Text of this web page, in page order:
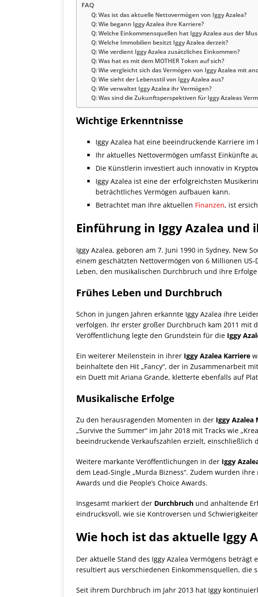
FAQ
Q: Was ist das aktuelle Nettovermögen von Iggy Azalea?
Q: Wie begann Iggy Azalea ihre Karriere?
Q: Welche Einkommensquellen hat Iggy Azalea aus der
Q: Welche Immobilien besitzt Iggy Azalea derzeit?
Q: Wie verdient Iggy Azalea zusätzliches Einkommen?
Q: Was hat es mit dem MOTHER Token auf sich?
Q: Wie vergleicht sich das Vermögen von Iggy Azalea mit
Q: Wie sieht der Lebensstil von Iggy Azalea aus?
Q: Wie verwaltet Iggy Azalea ihr Vermögen?
Q: Was sind die Zukunftsperspektiven für Iggy Azaleas
Wichtige Erkenntnisse
Iggy Azalea hat eine beeindruckende Karriere
Ihr aktuelles Nettovermögen umfasst Einkünfte
Die Künstlerin investiert auch innovativ in
Iggy Azalea ist eine der erfolgreichsten
beträchtliches Vermögen aufbauen kann.
Betrachtet man ihre aktuellen Finanzen, ist
Einführung in Iggy Azalea und
Iggy Azalea, geboren am 7. Juni 1990 in Sydney,
einem geschätzten Nettovermögen von 6 Millionen
Leben, den musikalischen Durchbruch und ihre
Frühes Leben und Durchbruch
Schon in jungen Jahren erkannte Iggy Azalea ihre
verfolgen. Ihr erster großer Durchbruch kam 2011 mit
Veröffentlichung legte den Grundstein für die Iggy
Ein weiterer Meilenstein in ihrer Iggy Azalea Karriere
beinhaltete den Hit „Fancy“, der in Zusammenarbeit
ein Duett mit Ariana Grande, kletterte ebenfalls auf
Musikalische Erfolge
Zu den herausragenden Momenten in der Iggy Azalea
„Survive the Summer“ im Jahr 2018 mit Tracks wie
beeindruckende Verkaufszahlen erzielt, einschließlich
Weitere markante Veröffentlichungen in der Iggy
dem Lead-Single „Murda Bizness“. Zudem wurden
Awards und die People’s Choice Awards.
Insgesamt markiert der Durchbruch und anhaltende
eindrucksvoll, wie sie Kontroversen und
Wie hoch ist das aktuelle Iggy
Der aktuelle Stand des Iggy Azalea Vermögens
resultiert aus verschiedenen Einkommensquellen, die
Seit ihrem Durchbruch im Jahr 2013 hat Iggy